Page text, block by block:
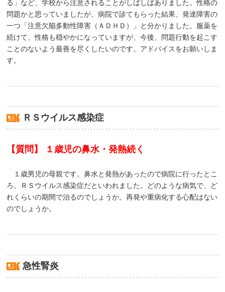
る」など、学校から注意されることがしばしばありました。性格の
問題かと思っていましたが、病院で診てもらった結果、発達障害の
一つ「注意欠陥多動性障害（ＡＤＨＤ）」と分かりました。服薬を
続けて、性格も穏やかになっていますが、今後、問題行動を起こす
ことのないよう最善を尽くしたいのです。アドバイスをお願いしま
す。
ＲＳウイルス感染症
【質問】 １歳児の鼻水・発熱続く
１歳男児の母親です。鼻水と発熱があったので病院に行ったとこ
ろ、ＲＳウイルス感染症だといわれました。どのような病気で、ど
れくらいの期間で治るのでしょうか。再発や重病化する心配はない
のでしょうか。
急性腎炎